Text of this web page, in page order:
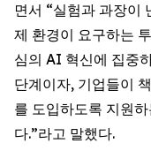
면서 “실험과 과장이
제 환경이 요구하는
심의 AI 혁신에 집중
단계이자, 기업들이
를 도입하도록 지원
다.”라고 말했다.